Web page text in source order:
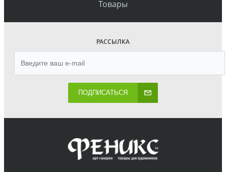
Товары
РАССЫЛКА
ПОДПИСАТЬСЯ